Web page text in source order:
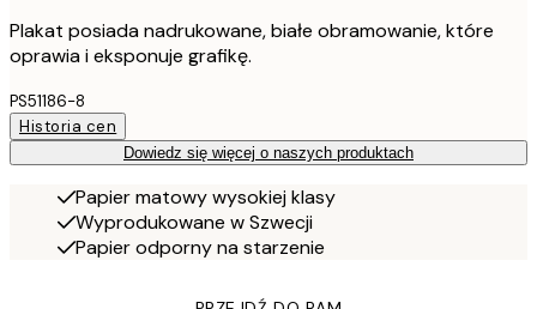
Plakat posiada nadrukowane, białe obramowanie, które
oprawia i eksponuje grafikę.
PS51186-8
Historia cen
Dowiedz się więcej o naszych produktach
Papier matowy wysokiej klasy
Wyprodukowane w Szwecji
Papier odporny na starzenie